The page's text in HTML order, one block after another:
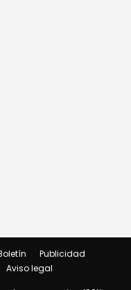
Publicidad
Aviso legal